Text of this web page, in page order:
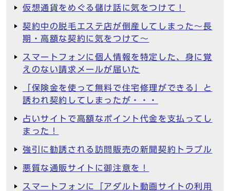
仮想通貨をめぐる儲け話に気をつけて！
契約中の脱毛エステ店が倒産してしまった～長
期・高額な契約に気をつけて～
スマートフォンに個人情報を特定した、身に覚
えのない請求メールが届いた
「保険金を使って無料で住宅修理ができる」と
誘われ契約してしまったが・・・
占いサイトで高額なポイント代金を支払ってし
まった！
強引に勧誘される訪問販売の新聞契約トラブル
悪質な通販サイトに御注意を！
スマートフォンに「アダルト動画サイトの利用